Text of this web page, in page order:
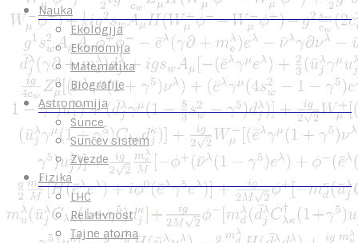
Nauka
Ekologija
Ekonomija
Matematika
Biografije
Astronomija
Sunce
Sunčev sistem
Zvezde
Fizika
LHC
Relativnost
Tajne atoma